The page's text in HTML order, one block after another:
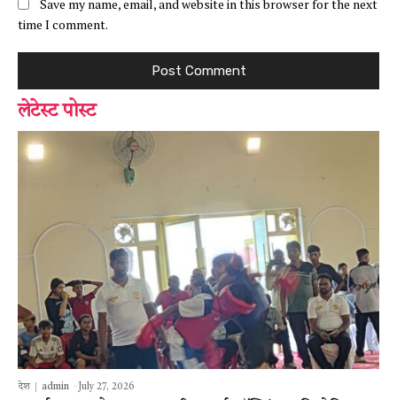
Save my name, email, and website in this browser for the next
time I comment.
लेटेस्ट पोस्ट
देश admin - July 27, 2026